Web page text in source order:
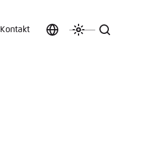
SpracheFarbschema
Suche
Kontakt